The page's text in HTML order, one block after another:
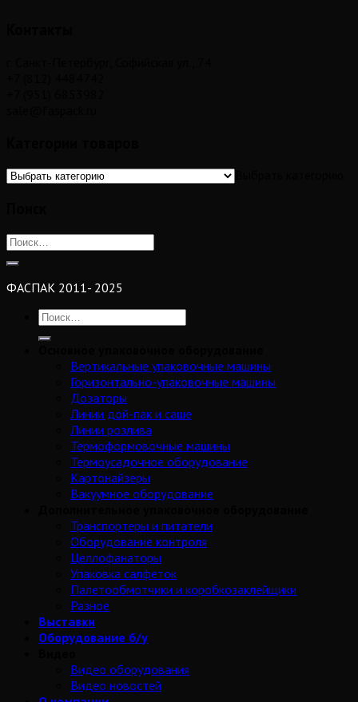
ФАСПАК 2011- 2025
Вертикальные упаковочные машины
Горизонтально-упаковочные машины
Дозаторы
Линии дой-пак и саше
Линии розлива
Термоформовочные машины
Термоусадочное оборудование
Картонайзеры
Вакуумное оборудование
Транспортеры и питатели
Оборудование контроля
Целлофанаторы
Упаковка салфеток
Палетообмотчики и коробкозаклейщики
Разное
Выставки
Оборудование б/у
Видео оборудования
Видео новостей